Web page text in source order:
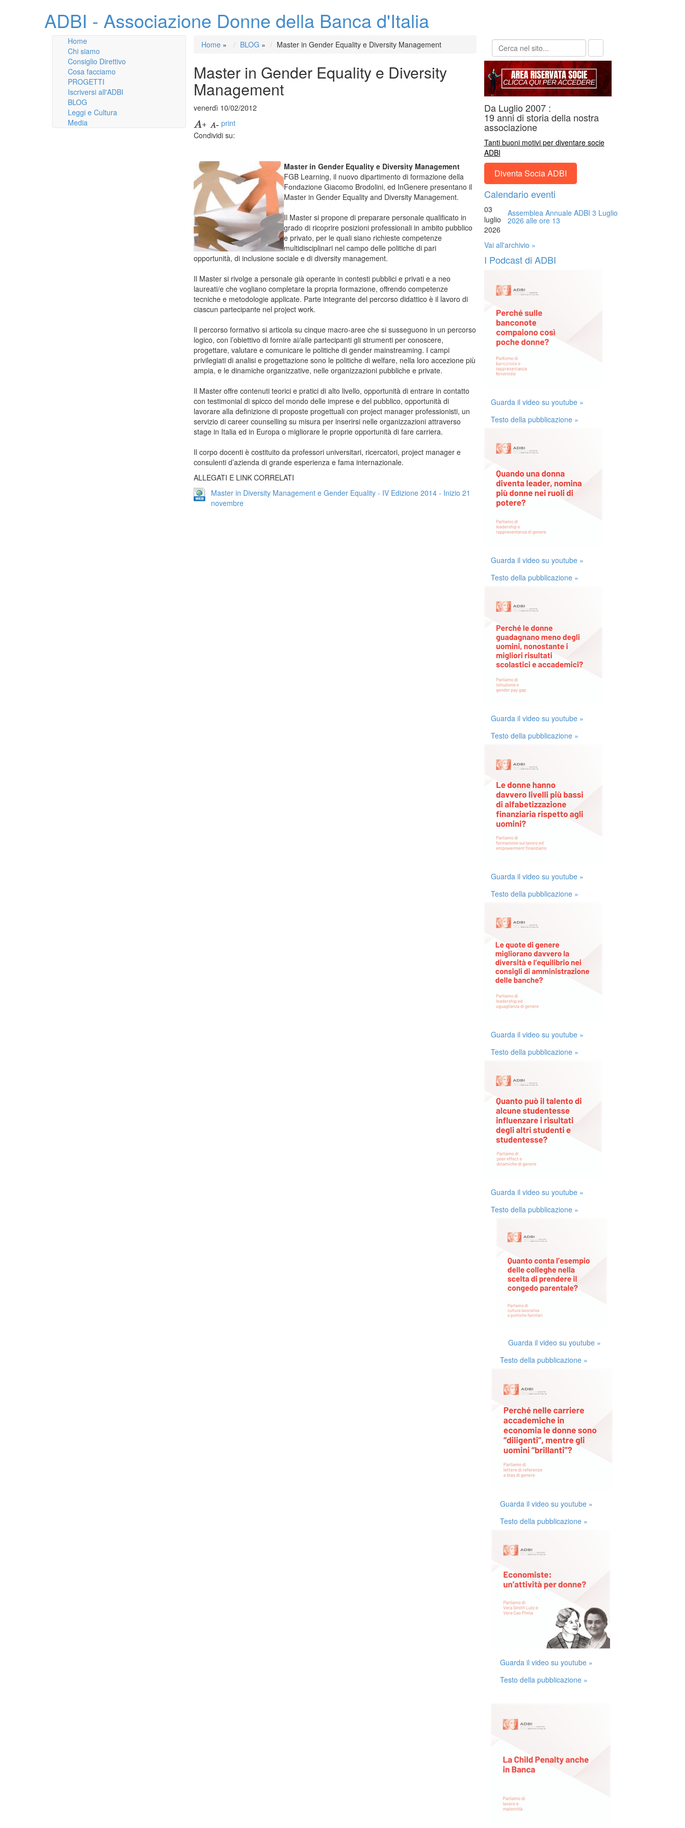
ADBI - Associazione Donne della Banca d'Italia
Home
Chi siamo
Consiglio Direttivo
Cosa facciamo
PROGETTI
Iscriversi all'ADBI
BLOG
Leggi e Cultura
Media
Home» BLOG » Master in Gender Equality e Diversity Management
Master in Gender Equality e Diversity
Management
venerdì 10/02/2012
print
Condividi su:
Master in Gender Equality e Diversity Management
FGB Learning, il nuovo dipartimento di formazione della
Fondazione Giacomo Brodolini, ed InGenere presentano il
Master in Gender Equality and Diversity Management.
Il Master si propone di preparare personale qualificato in
grado di ricoprire posizioni professionali in ambito pubblico
e privato, per le quali siano richieste competenze
multidisciplinari nel campo delle politiche di pari
opportunità, di inclusione sociale e di diversity management.
Il Master si rivolge a personale già operante in contesti pubblici e privati e a neo
laureati/e che vogliano completare la propria formazione, offrendo competenze
tecniche e metodologie applicate. Parte integrante del percorso didattico è il lavoro di
ciascun partecipante nel project work.
Il percorso formativo si articola su cinque macro-aree che si susseguono in un percorso
logico, con l’obiettivo di fornire ai/alle partecipanti gli strumenti per conoscere,
progettare, valutare e comunicare le politiche di gender mainstreaming. I campi
privilegiati di analisi e progettazione sono le politiche di welfare, nella loro accezione più
ampia, e le dinamiche organizzative, nelle organizzazioni pubbliche e private.
Il Master offre contenuti teorici e pratici di alto livello, opportunità di entrare in contatto
con testimonial di spicco del mondo delle imprese e del pubblico, opportunità di
lavorare alla definizione di proposte progettuali con project manager professionisti, un
servizio di career counselling su misura per inserirsi nelle organizzazioni attraverso
stage in Italia ed in Europa o migliorare le proprie opportunità di fare carriera.
Il corpo docenti è costituito da professori universitari, ricercatori, project manager e
consulenti d’azienda di grande esperienza e fama internazionale.
ALLEGATI E LINK CORRELATI
Master in Diversity Management e Gender Equality - IV Edizione 2014 - Inizio 21
novembre
Da Luglio 2007 :
19 anni di storia della nostra
associazione
Tanti buoni motivi per diventare socie
ADBI
Diventa Socia ADBI
Calendario eventi
03
luglio
2026
Assemblea Annuale ADBI 3 Luglio
2026 alle ore 13
Vai all'archivio »
I Podcast di ADBI
Guarda il video su youtube »
Testo della pubblicazione »
Guarda il video su youtube »
Testo della pubblicazione »
Guarda il video su youtube »
Testo della pubblicazione »
Guarda il video su youtube »
Testo della pubblicazione »
Guarda il video su youtube »
Testo della pubblicazione »
Guarda il video su youtube »
Testo della pubblicazione »
Guarda il video su youtube »
Testo della pubblicazione »
Guarda il video su youtube »
Testo della pubblicazione »
Guarda il video su youtube »
Testo della pubblicazione »